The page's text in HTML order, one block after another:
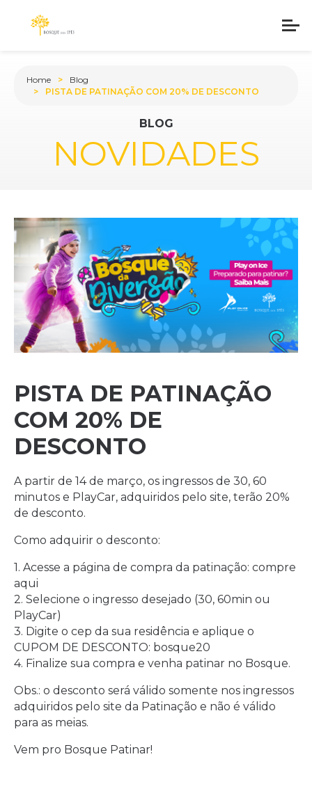
BLOG
NOVIDADES
Home
Blog
PISTA DE PATINAÇÃO COM 20% DE DESCONTO
PISTA DE PATINAÇÃO
COM 20% DE
DESCONTO
A partir de 14 de março, os ingressos de 30, 60
minutos e PlayCar, adquiridos pelo site, terão 20%
de desconto.
Como adquirir o desconto:
1. Acesse a página de compra da patinação: compre
aqui
2. Selecione o ingresso desejado (30, 60min ou
PlayCar)
3. Digite o cep da sua residência e aplique o
CUPOM DE DESCONTO: bosque20
4. Finalize sua compra e venha patinar no Bosque.
Obs.: o desconto será válido somente nos ingressos
adquiridos pelo site da Patinação e não é válido
para as meias.
Vem pro Bosque Patinar!